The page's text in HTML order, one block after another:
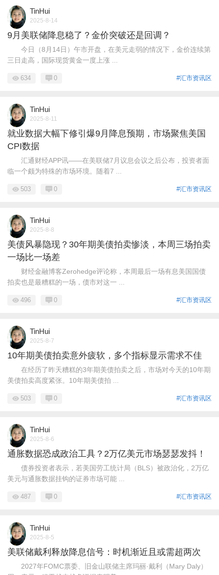
TinHui
2025-8-14
9月美联储降息稳了？金价突破还是回调？
今日（8月14日）午市开盘，在美元走弱的情况下，金价连续第
三日走高，国际现货黄金一度上涨 ...
#汇市资讯区
634 0
TinHui
2025-8-11
就业数据大幅下修引爆9月降息预期，市场聚焦美国
CPI数据
汇通财经APP讯——在美联储7月议息会议之后公布，投资者面
临一个颇为特殊的市场环境。随着7 ...
#汇市资讯区
503 0
TinHui
2025-8-8
美债风暴隐现？30年期美债拍卖惨淡，本周三场拍卖
一场比一场差
财经金融博客Zerohedge评论称，本周最后一场有息美国国债
拍卖也是最糟糕的一场，债市对这一 ...
#汇市资讯区
496 0
TinHui
2025-8-7
10年期美债拍卖意外疲软，多个指标显示需求不佳
在经历了昨天糟糕的3年期美债拍卖之后，市场对今天的10年期
美债拍卖高度紧张。10年期美债拍 ...
#汇市资讯区
503 0
TinHui
2025-8-6
通胀数据恐成政治工具？2万亿美元市场瑟瑟发抖！
债券投资者表示，若美国劳工统计局（BLS）被政治化，2万亿
美元与通胀数据挂钩的证券市场可能 ...
#汇市资讯区
487 0
TinHui
2025-8-5
美联储戴利释放降息信号：时机渐近且或需超两次
2027年FOMC票委、旧金山联储主席玛丽·戴利（Mary Daly）